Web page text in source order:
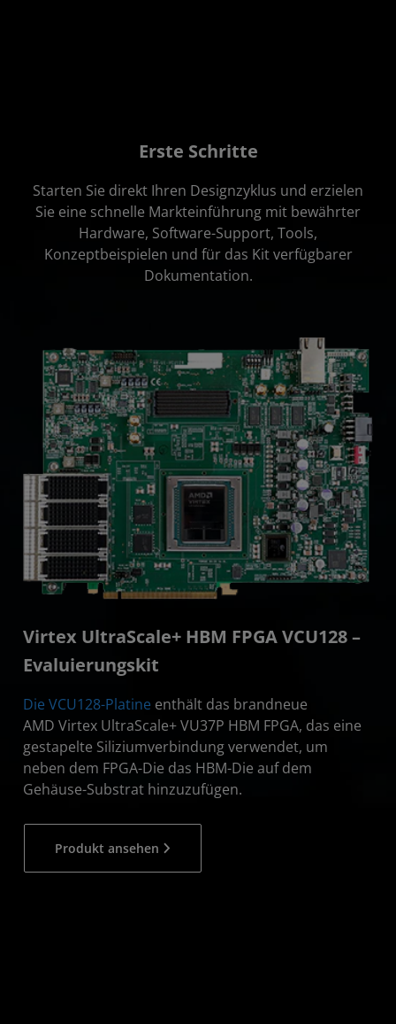
Erste Schritte
Starten Sie direkt Ihren Designzyklus und erzielen
Sie eine schnelle Markteinführung mit bewährter
Hardware, Software-Support, Tools,
Konzeptbeispielen und für das Kit verfügbarer
Dokumentation.
Virtex UltraScale+ HBM FPGA VCU128 –
Evaluierungskit
Die VCU128-Platine enthält das brandneue
AMD Virtex UltraScale+ VU37P HBM FPGA, das eine
gestapelte Siliziumverbindung verwendet, um
neben dem FPGA-Die das HBM-Die auf dem
Gehäuse-Substrat hinzuzufügen.
Produkt ansehen